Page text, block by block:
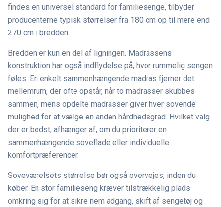
findes en universel standard for familiesenge, tilbyder
producenterne typisk størrelser fra 180 cm op til mere end
270 cm i bredden.
Bredden er kun en del af ligningen. Madrassens
konstruktion har også indflydelse på, hvor rummelig sengen
føles. En enkelt sammenhængende madras fjerner det
mellemrum, der ofte opstår, når to madrasser skubbes
sammen, mens opdelte madrasser giver hver sovende
mulighed for at vælge en anden hårdhedsgrad. Hvilket valg
der er bedst, afhænger af, om du prioriterer en
sammenhængende soveflade eller individuelle
komfortpræferencer.
Soveværelsets størrelse bør også overvejes, inden du
køber. En stor familieseng kræver tilstrækkelig plads
omkring sig for at sikre nem adgang, skift af sengetøj og